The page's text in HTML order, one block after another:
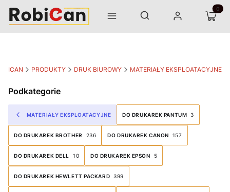
Menu Otwórz wyszukiwarkę
Szukaj Zaloguj się Koszyk
PRODUKTY DRUK BIUROWY MATERIAŁY EKSPLOATACYJNE
Podkategorie
MATERIAŁY EKSPLOATACYJNE DO DRUKAREK PANTUM 3
DO DRUKAREK BROTHER 236 DO DRUKAREK CANON 157
DO DRUKAREK DELL 10 DO DRUKAREK EPSON 5
DO DRUKAREK HEWLETT PACKARD 399